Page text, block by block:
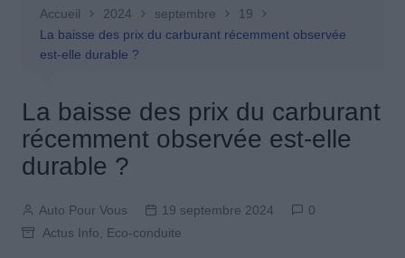
Accueil 2024 septembre
19
La baisse des prix du carburant récemment observée
est-elle durable ?
La baisse des prix du carburant
récemment observée est-elle
durable ?
Auto Pour Vous 19 septembre 2024
0
Actus Info, Eco-conduite